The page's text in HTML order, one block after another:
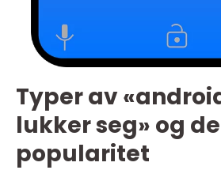
Typer av
lukker seg» og
popularitet